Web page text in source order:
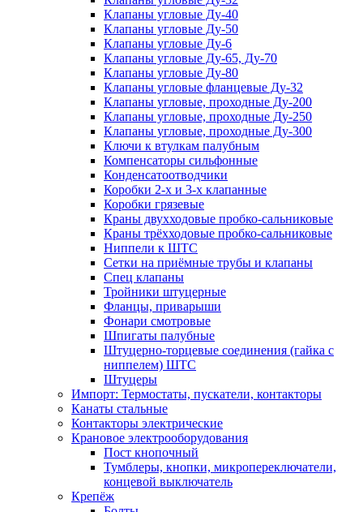
Клапаны угловые Ду-40
Клапаны угловые Ду-50
Клапаны угловые Ду-6
Клапаны угловые Ду-65, Ду-70
Клапаны угловые Ду-80
Клапаны угловые фланцевые Ду-32
Клапаны угловые, проходные Ду-200
Клапаны угловые, проходные Ду-250
Клапаны угловые, проходные Ду-300
Ключи к втулкам палубным
Компенсаторы сильфонные
Конденсатоотводчики
Коробки 2-х и 3-х клапанные
Коробки грязевые
Краны двухходовые пробко-сальниковые
Краны трёхходовые пробко-сальниковые
Ниппели к ШТС
Сетки на приёмные трубы и клапаны
Спец клапаны
Тройники штуцерные
Фланцы, приварыши
Фонари смотровые
Шпигаты палубные
Штуцерно-торцевые соединения (гайка с
ниппелем) ШТС
Штуцеры
Импорт: Термостаты, пускатели, контакторы
Канаты стальные
Контакторы электрические
Крановое электрооборудования
Пост кнопочный
Тумблеры, кнопки, микропереключатели,
концевой выключатель
Крепёж